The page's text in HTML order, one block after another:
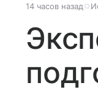
14 часов назад